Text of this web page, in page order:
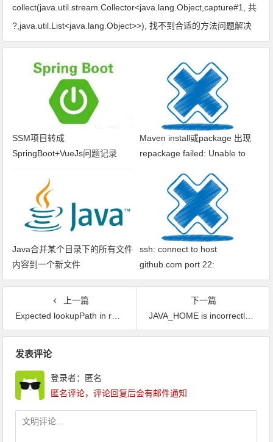
collect(java.util.stream.Collector<java.lang.Object,capture#1, 共
?,java.util.List<java.lang.Object>>), 找不到合适的方法问题解决
SSM项目转成
SpringBoot+VueJs问题记录
Maven install或package 出现
repackage failed: Unable to
Java合并某个目录下的所有文件
内容到一个新文件
ssh: connect to host
github.com port 22:
Connection timed out fatal: xxx
上一篇
Expected lookupPath in request attribute "org.springframework.web.util.UrlPathHelper.PATH".报错解决
下一篇
JAVA_HOME is incorrectly set.问题解决
发表评论
登录者：匿名
匿名评论，评论回复后会有邮件通知